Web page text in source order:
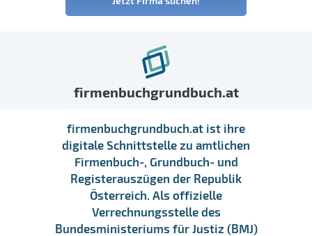
firmenbuchgrundbuch.at
firmenbuchgrundbuch.at ist ihre
digitale Schnittstelle zu amtlichen
Firmenbuch-, Grundbuch- und
Registerauszügen der Republik
Österreich. Als offizielle
Verrechnungsstelle des
Bundesministeriums für Justiz (BMJ)